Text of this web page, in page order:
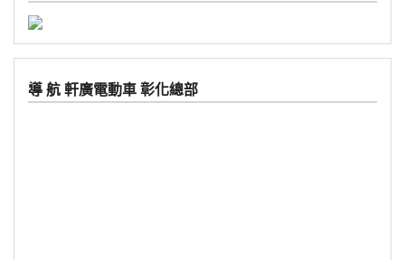
導 航 軒廣電動車 彰化總部